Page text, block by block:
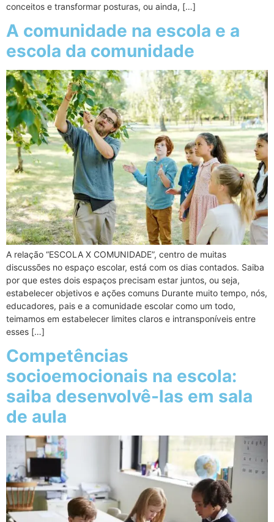
conceitos e transformar posturas, ou ainda, […]
A comunidade na escola e a
escola da comunidade
A relação “ESCOLA X COMUNIDADE”, centro de muitas
discussões no espaço escolar, está com os dias contados. Saiba
por que estes dois espaços precisam estar juntos, ou seja,
estabelecer objetivos e ações comuns Durante muito tempo, nós,
educadores, pais e a comunidade escolar como um todo,
teimamos em estabelecer limites claros e intransponíveis entre
esses […]
Competências
socioemocionais na escola:
saiba desenvolvê-las em sala
de aula